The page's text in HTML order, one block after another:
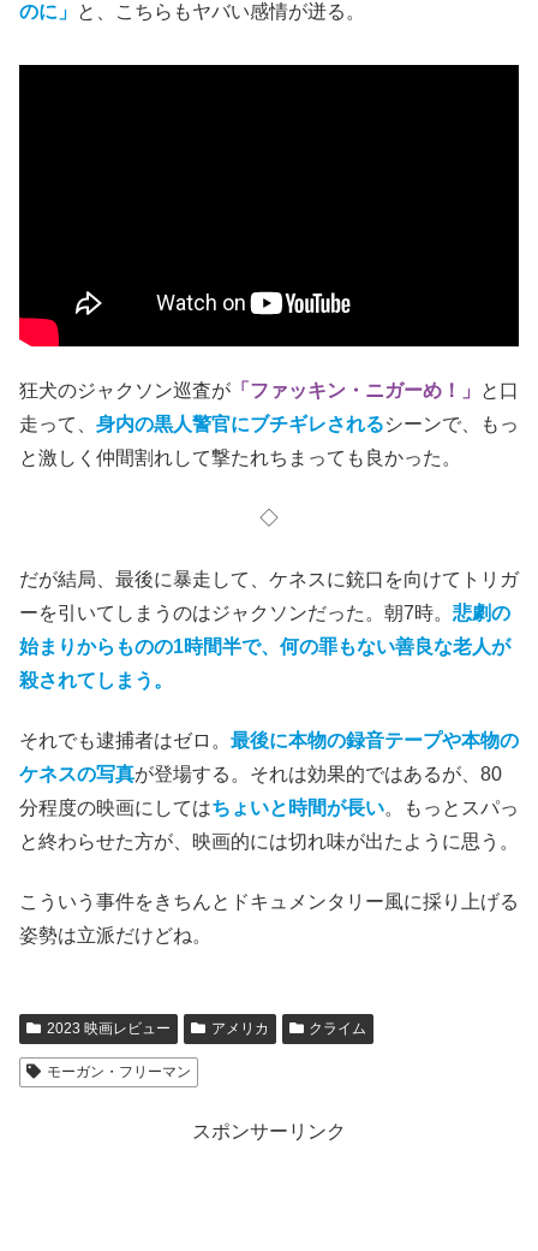
のに」 と、こちらもヤバい感情が迸る。
狂犬のジャクソン巡査が 「ファッキン・ニガーめ！」
と口
走って、 身内の黒人警官にブチギレされるシーンで、もっ
と激しく仲間割れして撃たれちまっても良かった。
◇
だが結局、最後に暴走して、ケネスに銃口を向けてトリガ
ーを引いてしまうのはジャクソンだった。朝7時。 悲劇の
始まりからものの1時間半で、何の罪もない善良な老人が
殺されてしまう。
それでも逮捕者はゼロ。 最後に本物の録音テープや本物の
ケネスの写真が登場する。それは効果的ではあるが、80
分程度の映画にしてはちょいと時間が長い。もっとスパっ
と終わらせた方が、映画的には切れ味が出たように思う。
こういう事件をきちんとドキュメンタリー風に採り上げる
姿勢は立派だけどね。
2023 映画レビュー アメリカ クライム
モーガン・フリーマン
スポンサーリンク